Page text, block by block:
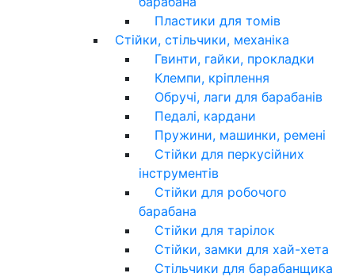
Пластики для томів
Стійки, стільчики, механіка
Гвинти, гайки, прокладки
Клемпи, кріплення
Обручі, лаги для барабанів
Педалі, кардани
Пружини, машинки, ремені
Стійки для перкусійних
інструментів
Стійки для робочого
барабана
Стійки для тарілок
Стійки, замки для хай-хета
Стільчики для барабанщика